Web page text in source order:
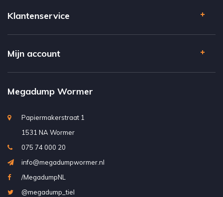
Klantenservice
Mijn account
Megadump Wormer
Papiermakerstraat 1
1531 NA Wormer
075 74 000 20
info@megadumpwormer.nl
/MegadumpNL
@megadump_tiel